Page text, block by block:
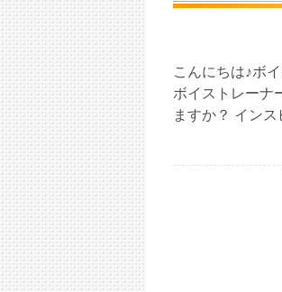
こんにちは♪ボ
ボイストレーナ
ますか？ イン